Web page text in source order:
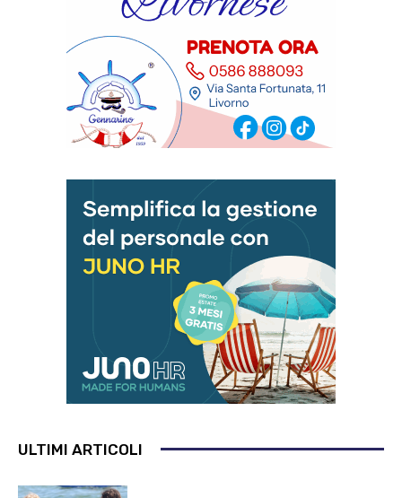
ULTIMI ARTICOLI